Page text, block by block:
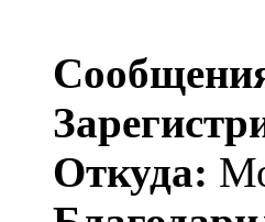
Откуда: